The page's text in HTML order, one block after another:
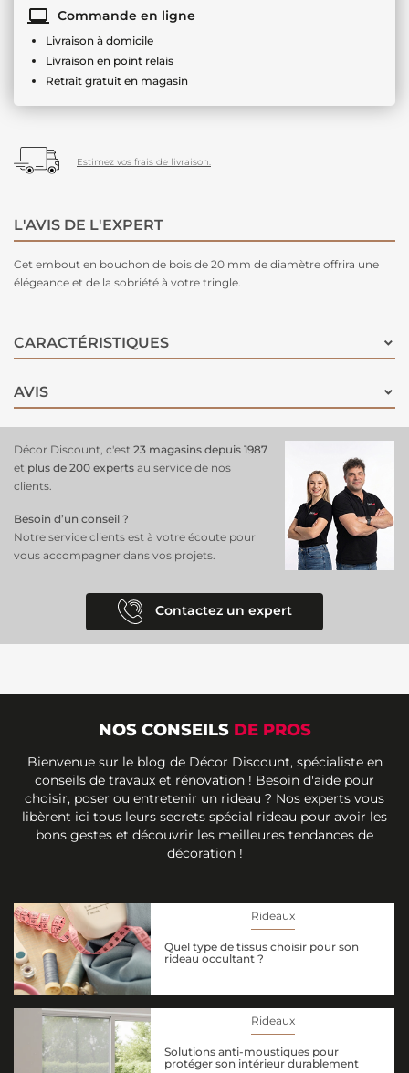
Commande en ligne
Livraison à domicile
Livraison en point relais
Retrait gratuit en magasin
Estimez vos frais de livraison.
L'AVIS DE L'EXPERT
Cet embout en bouchon de bois de 20 mm de diamètre offrira une
élégeance et de la sobriété à votre tringle.
CARACTÉRISTIQUES
AVIS
Décor Discount, c'est 23 magasins depuis 1987
et plus de 200 experts au service de nos
clients.
Besoin d’un conseil ?
Notre service clients est à votre écoute pour
vous accompagner dans vos projets.
Contactez un expert
NOS CONSEILS DE PROS
Bienvenue sur le blog de Décor Discount, spécialiste en
conseils de travaux et rénovation ! Besoin d'aide pour
choisir, poser ou entretenir un rideau ? Nos experts vous
libèrent ici tous leurs secrets spécial rideau pour avoir les
bons gestes et découvrir les meilleures tendances de
décoration !
Rideaux
Quel type de tissus choisir pour son
rideau occultant ?
Rideaux
Solutions anti-moustiques pour
protéger son intérieur durablement